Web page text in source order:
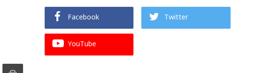
Facebook
Twitter
YouTube